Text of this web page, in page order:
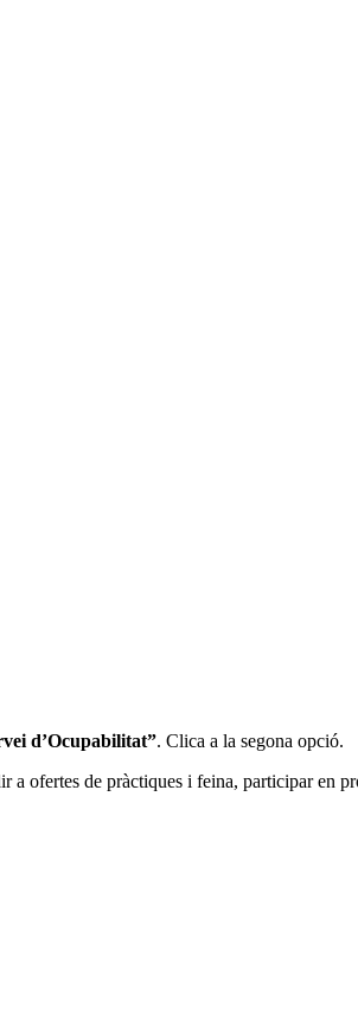
d’Ocupabilitat”. Clica a la segona opció.
ofertes de pràctiques i feina, participar en